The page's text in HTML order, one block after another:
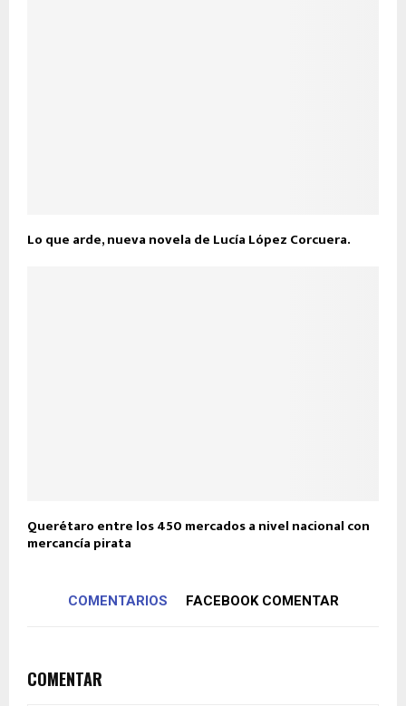
Lo que arde, nueva novela de Lucía López Corcuera.
Querétaro entre los 450 mercados a nivel nacional con
mercancía pirata
COMENTARIOS FACEBOOK COMENTAR
COMENTAR